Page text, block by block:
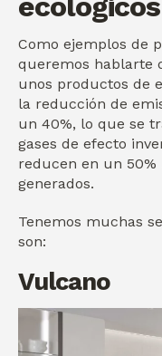
Como ejemplos de
queremos hablarte
unos productos de
la reducción de
un 40%, lo que se
gases de efecto
reducen en un
generados.
Tenemos muchas
son:
Vulcano